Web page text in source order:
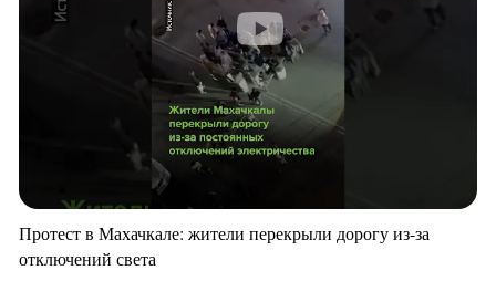
Протест в Махачкале: жители перекрыли дорогу из-за
отключений света